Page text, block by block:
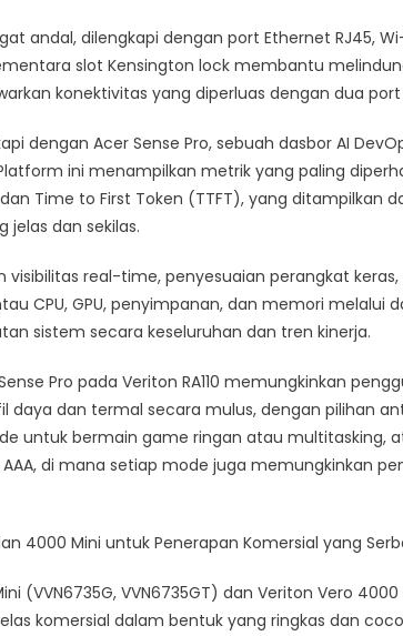
andal, dilengkapi dengan port Ethernet RJ45,
slot Kensington lock membantu
konektivitas yang diperluas dengan dua port
dengan Acer Sense Pro, sebuah dasbor AI
ini menampilkan metrik yang paling
Time to First Token (TTFT), yang ditampilkan
jelas dan sekilas.
real-time, penyesuaian perangkat keras,
CPU, GPU, penyimpanan, dan memori melalui
sistem secara keseluruhan dan tren kinerja.
Pro pada Veriton RA110 memungkinkan
daya dan termal secara mulus, dengan pilihan
untuk bermain game ringan atau multitasking,
di mana setiap mode juga memungkinkan
4000 Mini untuk Penerapan Komersial yang
(VVN6735G, VVN6735GT) dan Veriton Vero 4000
komersial dalam bentuk yang ringkas dan